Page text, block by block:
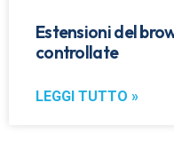
Estensioni del
controllate
LEGGI TUTTO »